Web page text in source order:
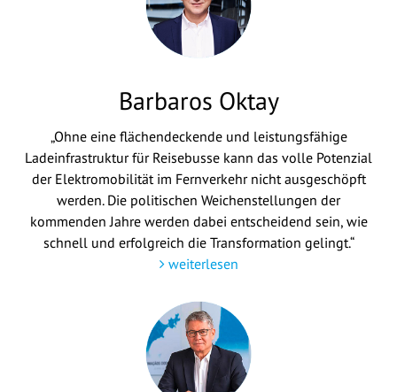
Barbaros Oktay
„Ohne eine flächendeckende und leistungsfähige
Ladeinfrastruktur für Reisebusse kann das volle Potenzial
der Elektromobilität im Fernverkehr nicht ausgeschöpft
werden. Die politischen Weichenstellungen der
kommenden Jahre werden dabei entscheidend sein, wie
schnell und erfolgreich die Transformation gelingt.“
weiterlesen